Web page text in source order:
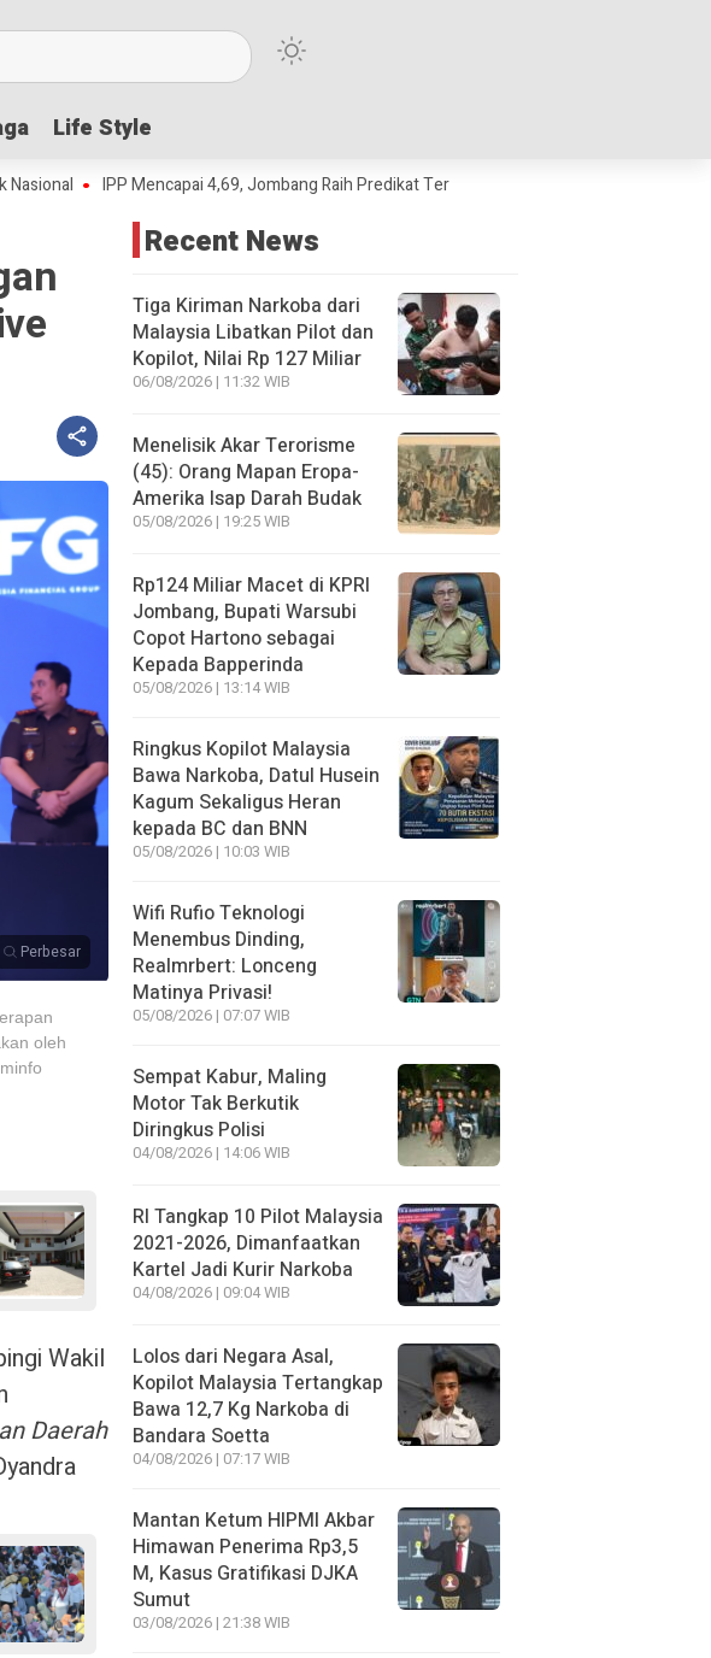
Life Style
Life Style
IPP Mencapai 4,69, Jombang Raih Predikat Terbaik Jawa Timur dan Peringkat III Nasional
Perbesar
oleh
Wakil
Daerah
Recent News
Tiga Kiriman Narkoba dari
Malaysia Libatkan Pilot dan
Kopilot, Nilai Rp 127 Miliar
06/08/2026 | 11:32 WIB
Menelisik Akar Terorisme
(45): Orang Mapan Eropa-
Amerika Isap Darah Budak
05/08/2026 | 19:25 WIB
Rp124 Miliar Macet di KPRI
Jombang, Bupati Warsubi
Copot Hartono sebagai
Kepada Bapperinda
05/08/2026 | 13:14 WIB
Ringkus Kopilot Malaysia
Bawa Narkoba, Datul Husein
Kagum Sekaligus Heran
kepada BC dan BNN
05/08/2026 | 10:03 WIB
Wifi Rufio Teknologi
Menembus Dinding,
Realmrbert: Lonceng
Matinya Privasi!
05/08/2026 | 07:07 WIB
Sempat Kabur, Maling
Motor Tak Berkutik
Diringkus Polisi
04/08/2026 | 14:06 WIB
RI Tangkap 10 Pilot Malaysia
2021-2026, Dimanfaatkan
Kartel Jadi Kurir Narkoba
04/08/2026 | 09:04 WIB
Lolos dari Negara Asal,
Kopilot Malaysia Tertangkap
Bawa 12,7 Kg Narkoba di
Bandara Soetta
04/08/2026 | 07:17 WIB
Mantan Ketum HIPMI Akbar
Himawan Penerima Rp3,5
M, Kasus Gratifikasi DJKA
Sumut
03/08/2026 | 21:38 WIB